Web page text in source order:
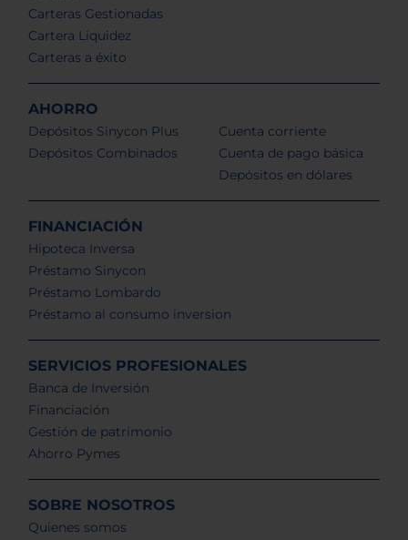
Carteras Gestionadas
Cartera Liquidez
Carteras a éxito
AHORRO
Depósitos Sinycon Plus
Depósitos Combinados
Cuenta corriente
Cuenta de pago básica
Depósitos en dólares
FINANCIACIÓN
Hipoteca Inversa
Préstamo Sinycon
Préstamo Lombardo
Préstamo al consumo inversion
SERVICIOS PROFESIONALES
Banca de Inversión
Financiación
Gestión de patrimonio
Ahorro Pymes
SOBRE NOSOTROS
Quienes somos